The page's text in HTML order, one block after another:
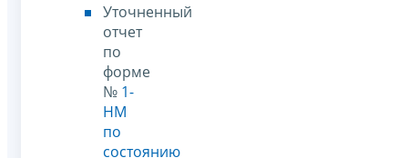
Уточненный
отчет
по
форме
№ 1-
НМ
по
состоянию